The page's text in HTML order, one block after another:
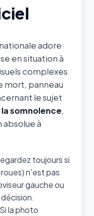
adore
en situation à
complexes
mort, panneau
le sujet
somnolence,
à
toujours si
n'est pas
gauche ou
Si la photo